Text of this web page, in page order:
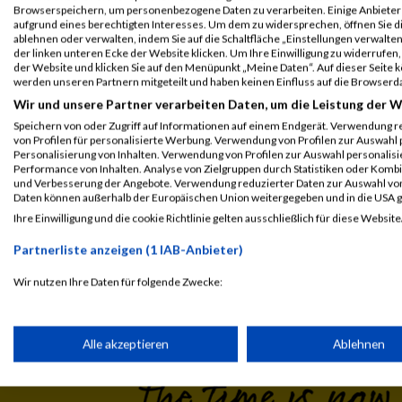
GPos = Geschlechter Position, KPos = Kategorie Position, TPos
Disqualifiziert
Laufsport Anmeldung
Browserspeichern, um personenbezogene Daten zu verarbeiten. Einige
aufgrund eines berechtigten Interesses. Um dem zu widersprechen, öffnen Sie
ablehnen oder verwalten, indem Sie auf die Schaltfläche „Einstellungen
der linken unteren Ecke der Website klicken. Um Ihre Einwilligung zu
der Website und klicken Sie auf den Menüpunkt „Meine Daten“. Auf dieser
werden unseren Partnern mitgeteilt und haben keinen Einfluss auf die
Wir und unsere Partner verarbeiten Daten, um die Leistung der
Speichern von oder Zugriff auf Informationen auf einem Endgerät. Verwendung
von Profilen für personalisierte Werbung. Verwendung von Profilen zur
Personalisierung von Inhalten. Verwendung von Profilen zur Auswahl
Performance von Inhalten. Analyse von Zielgruppen durch Statistiken oder
und Verbesserung der Angebote. Verwendung reduzierter Daten zur Auswahl
Daten können außerhalb der Europäischen Union weitergegeben und in die USA
Ihre Einwilligung und die cookie Richtlinie gelten ausschließlich für diese
Partnerliste anzeigen (1 IAB-Anbieter)
Wir nutzen Ihre Daten für folgende Zwecke:
Speichern von oder Zugriff auf Informationen auf einem
Verwendung reduzierter Daten zur Auswahl von
Alle akzeptieren Ablehnen